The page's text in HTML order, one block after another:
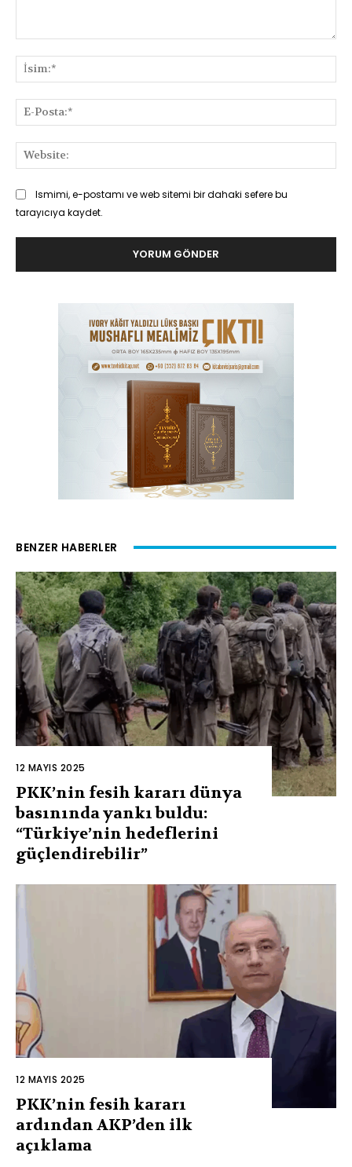
Ismimi, e-postamı ve web sitemi bir dahaki sefere bu
tarayıcıya kaydet.
BENZER HABERLER
12 MAYIS 2025
PKK’nin fesih kararı dünya
basınında yankı buldu:
“Türkiye’nin hedeflerini
güçlendirebilir”
12 MAYIS 2025
PKK’nin fesih kararı
ardından AKP’den ilk
açıklama